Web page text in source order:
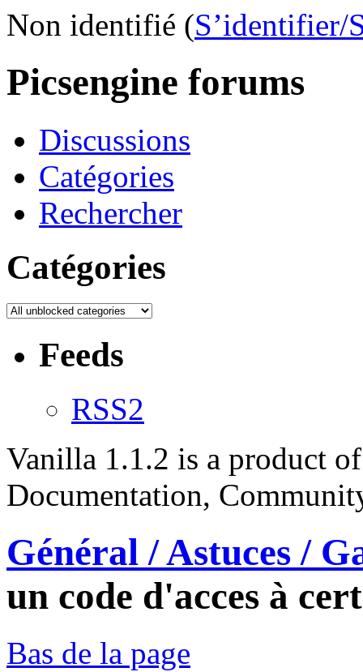
Non identifié (S’identifier/
Picsengine forums
Discussions
Catégories
Rechercher
Catégories
Feeds
RSS2
Vanilla 1.1.2 is a product
Documentation,
Général / Astuces /
un code d'acces à
Bas de la page